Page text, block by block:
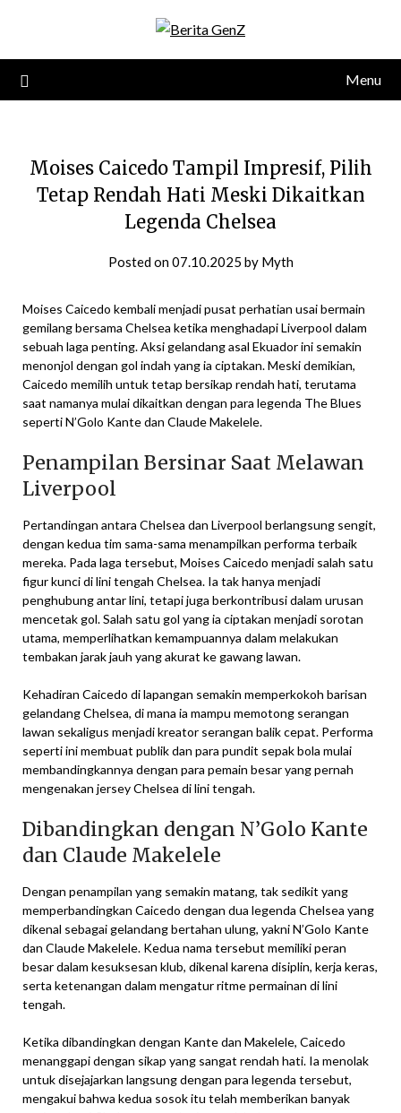
content
Menu
Moises Caicedo Tampil Impresif, Pilih
Tetap Rendah Hati Meski Dikaitkan
Legenda Chelsea
Posted on07.10.2025 by Myth
Moises Caicedo kembali menjadi pusat perhatian usai bermain
gemilang bersama Chelsea ketika menghadapi Liverpool dalam
sebuah laga penting. Aksi gelandang asal Ekuador ini semakin
menonjol dengan gol indah yang ia ciptakan. Meski demikian,
Caicedo memilih untuk tetap bersikap rendah hati, terutama
saat namanya mulai dikaitkan dengan para legenda The Blues
seperti N’Golo Kante dan Claude Makelele.
Penampilan Bersinar Saat Melawan
Liverpool
Pertandingan antara Chelsea dan Liverpool berlangsung sengit,
dengan kedua tim sama-sama menampilkan performa terbaik
mereka. Pada laga tersebut, Moises Caicedo menjadi salah satu
figur kunci di lini tengah Chelsea. Ia tak hanya menjadi
penghubung antar lini, tetapi juga berkontribusi dalam urusan
mencetak gol. Salah satu gol yang ia ciptakan menjadi sorotan
utama, memperlihatkan kemampuannya dalam melakukan
tembakan jarak jauh yang akurat ke gawang lawan.
Kehadiran Caicedo di lapangan semakin memperkokoh barisan
gelandang Chelsea, di mana ia mampu memotong serangan
lawan sekaligus menjadi kreator serangan balik cepat. Performa
seperti ini membuat publik dan para pundit sepak bola mulai
membandingkannya dengan para pemain besar yang pernah
mengenakan jersey Chelsea di lini tengah.
Dibandingkan dengan N’Golo Kante
dan Claude Makelele
Dengan penampilan yang semakin matang, tak sedikit yang
memperbandingkan Caicedo dengan dua legenda Chelsea yang
dikenal sebagai gelandang bertahan ulung, yakni N’Golo Kante
dan Claude Makelele. Kedua nama tersebut memiliki peran
besar dalam kesuksesan klub, dikenal karena disiplin, kerja keras,
serta ketenangan dalam mengatur ritme permainan di lini
tengah.
Ketika dibandingkan dengan Kante dan Makelele, Caicedo
menanggapi dengan sikap yang sangat rendah hati. Ia menolak
untuk disejajarkan langsung dengan para legenda tersebut,
mengakui bahwa kedua sosok itu telah memberikan banyak